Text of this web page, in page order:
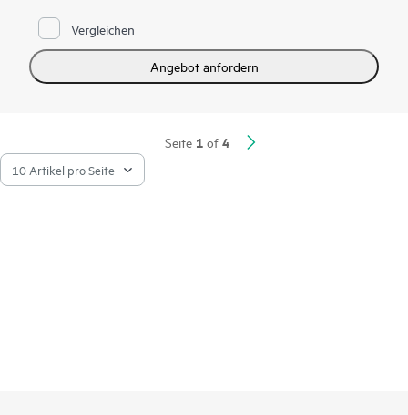
erforderliche Geschwindigkeit und Zuverlässigkeit für
Gefahrenbereiche.
Diese Wi-Fi 6-Access Points (APs) für den Außenbereich sind
speziell für Gefahrenbereiche entwickelt und können mithilfe
kabelloser LANs, WANs und VPNs. KI-basierte Analysen, End-
to-End-Orchestrierung und -Automatisierung sowie erweiterte
Sicherheitsfunktionen sind nativ in die Lösung integriert. Die
560EX-Serie bietet eine begrenzte Garantie auf Lebenszeit.
Vergleichen
Angebot anfordern
Seite 1of 4